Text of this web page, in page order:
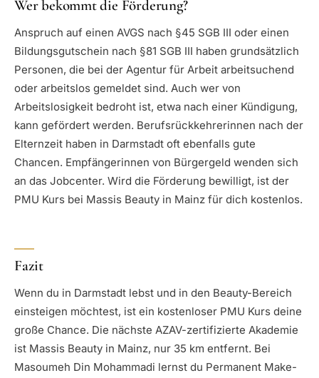
Wer bekommt die Förderung?
Anspruch auf einen AVGS nach §45 SGB III oder einen
Bildungsgutschein nach §81 SGB III haben grundsätzlich
Personen, die bei der Agentur für Arbeit arbeitsuchend
oder arbeitslos gemeldet sind. Auch wer von
Arbeitslosigkeit bedroht ist, etwa nach einer Kündigung,
kann gefördert werden. Berufsrückkehrerinnen nach der
Elternzeit haben in Darmstadt oft ebenfalls gute
Chancen. Empfängerinnen von Bürgergeld wenden sich
an das Jobcenter. Wird die Förderung bewilligt, ist der
PMU Kurs bei Massis Beauty in Mainz für dich kostenlos.
Fazit
Wenn du in Darmstadt lebst und in den Beauty-Bereich
einsteigen möchtest, ist ein kostenloser PMU Kurs deine
große Chance. Die nächste AZAV-zertifizierte Akademie
ist Massis Beauty in Mainz, nur 35 km entfernt. Bei
Masoumeh Din Mohammadi lernst du Permanent Make-